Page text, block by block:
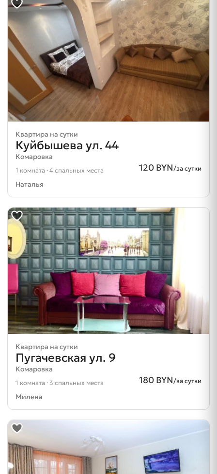
Квартира на сутки
Куйбышева ул. 44
Комаровка
120 BYN/за сутки
1 комната · 4 спальных места
Наталья
Квартира на сутки
Пугачевская ул. 9
Комаровка
180 BYN/за сутки
1 комната · 3 спальных места
Милена